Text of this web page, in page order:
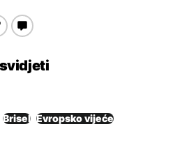
Brisel Evropsko vijeće